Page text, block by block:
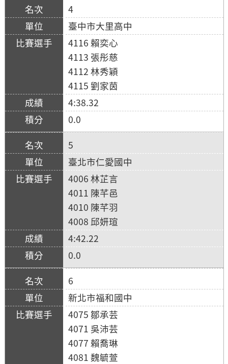
4
臺中市大里高中
4116 賴奕心
4113 張彤慈
4112 林秀穎
4115 劉家茵
4:38.32
0.0
5
臺北市仁愛國中
4006 林芷言
4011 陳芊邑
4010 陳芊羽
4008 邱妍瑄
4:42.22
0.0
6
新北市福和國中
4075 鄒承芸
4071 吳沛芸
4077 賴喬琳
4081 魏毓萱